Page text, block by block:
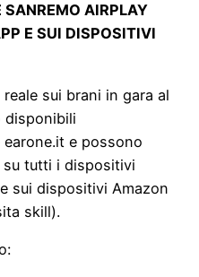
SANREMO AIRPLAY
E SUI DISPOSITIVI
sui brani in gara al
disponibili
e possono
su tutti i dispositivi
sui dispositivi Amazon
skill).